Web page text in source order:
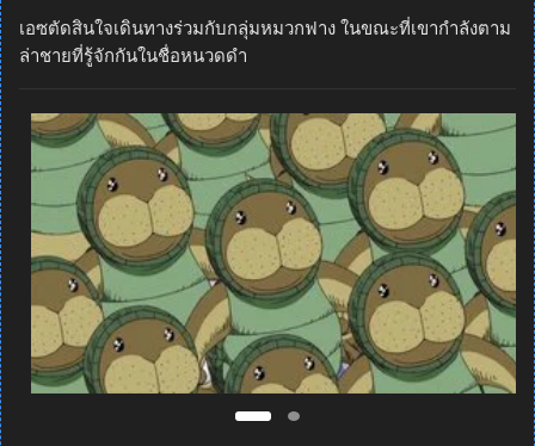
เอซตัดสินใจเดินทางร่วมกับกลุ่มหมวกฟาง ในขณะที่เขากำลังตาม
ล่าชายที่รู้จักกันในชื่อหนวดดำ